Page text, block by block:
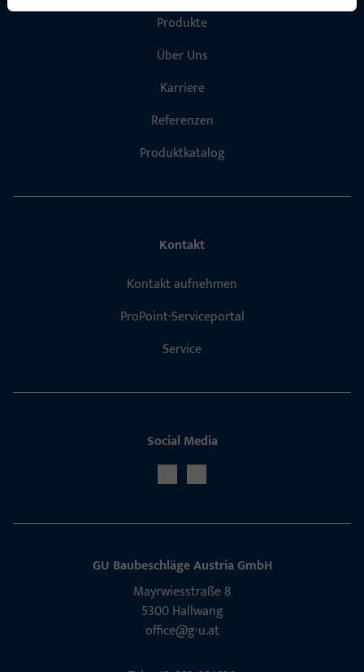
Produkte
Über Uns
Karriere
Referenzen
Produktkatalog
Kontakt
Kontakt aufnehmen
ProPoint-Serviceportal
Service
Social Media
GU Baubeschläge Aus­tria GmbH
Mayrwies­straße 8
5300 Hall­wang
office@g-u.at